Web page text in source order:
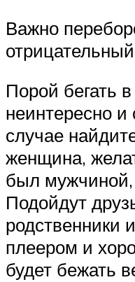
Важно
Порой бегать
неинтересно и
случае
женщина,
был мужчиной,
Подойдут
родственники
плеером и
будет бежать